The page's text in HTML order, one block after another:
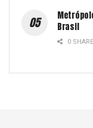
Brasil
0